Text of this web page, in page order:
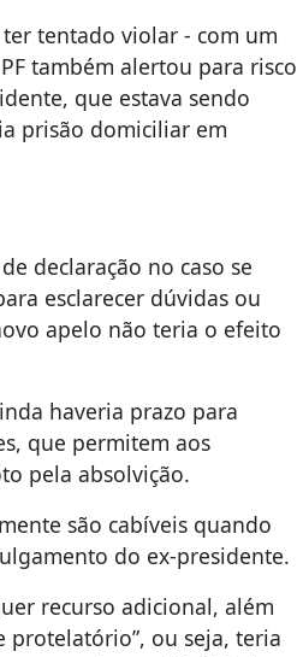
tentado violar - com um
também alertou para risco
que estava sendo
prisão domiciliar em
declaração no caso se
esclarecer dúvidas ou
apelo não teria o efeito
haveria prazo para
que permitem aos
pela absolvição.
são cabíveis quando
do ex-presidente.
recurso adicional, além
protelatório”, ou seja, teria